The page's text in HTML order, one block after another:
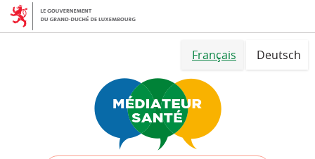
Aller
Aller
au
Changer
de
langue
Français Deutsch